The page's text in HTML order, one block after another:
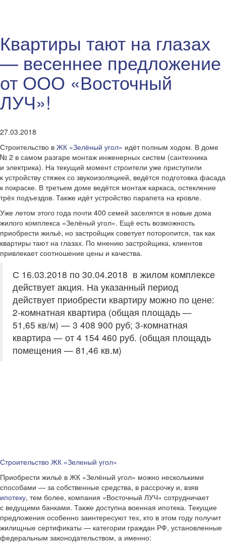
Квартиры тают на глазах
— весеннее предложение
от ООО «Восточный
ЛУЧ»!
27.03.2018
Строительство в ЖК «Зелёный угол» идёт полным ходом. В доме
№ 2 в самом разгаре монтаж инженерных систем (сантехника
и электрика). На текущий момент строители уже приступили
к устройству стяжек со звукоизоляцией, ведётся подготовка фасада
к покраске. В третьем доме ведётся монтаж каркаса, остекление
трёх подъездов. Также идёт устройство парапета на кровле.
Уже летом этого года почти 400 семей заселятся в новые дома
жилого комплекса «Зелёный угол». Ещё есть возможность
приобрести жильё, но застройщик советует поторопится, так как
квартиры тают на глазах. По мнению застройщика, клиентов
привлекает соотношение цены и качества.
С 16.03.2018 по 30.04.2018 в жилом комплексе
действует акция. На указанный период
действует приобрести квартиру можно по цене:
2-комнатная квартира (общая площадь —
51,65 кв/м) — 3 408 900 руб; 3-комнатная
квартира — от 4 154 460 руб. (общая площадь
помещения — 81,46 кв.м)
Строительство ЖК «Зеленый угол»
Приобрести жильё в ЖК «Зелёный угол» можно несколькими
способами — за собственные средства, в рассрочку и, взяв
ипотеку, тем более, компания «Восточный ЛУЧ» сотрудничает
с ведущими банками. Также доступна военная ипотека. Текущие
предложения особенно заинтересуют тех, кто в этом году получит
жилищные сертификаты — категории граждан РФ, установленные
федеральным законодательством, а именно: